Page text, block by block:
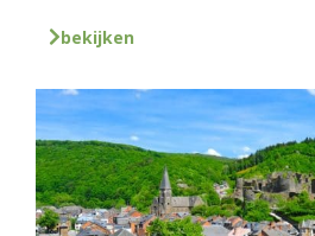
bekijken